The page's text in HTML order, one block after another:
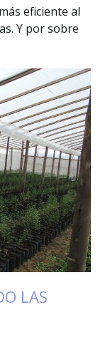
eficiente al
Y por sobre
LAS